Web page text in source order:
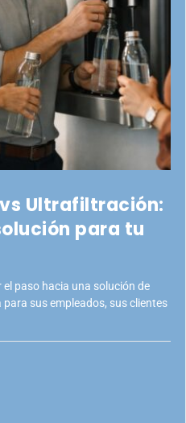
Ultrafiltración:
para tu
paso hacia una solución de
sus empleados, sus clientes